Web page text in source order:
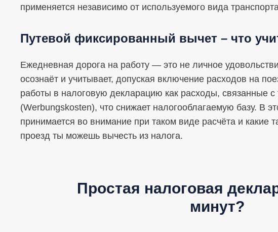
применяется независимо от используемого вида
Путевой фиксированный вычет – что
Ежедневная дорога на работу — это не личное
осознаёт и учитывает, допуская включение расходов на
работы в налоговую декларацию как расходы, связанные с
(Werbungskosten), что снижает налогооблагаемую базу. В
принимается во внимание при таком виде расчёта и какие
проезд ты можешь вычесть из налога.
Простая налоговая
минут?